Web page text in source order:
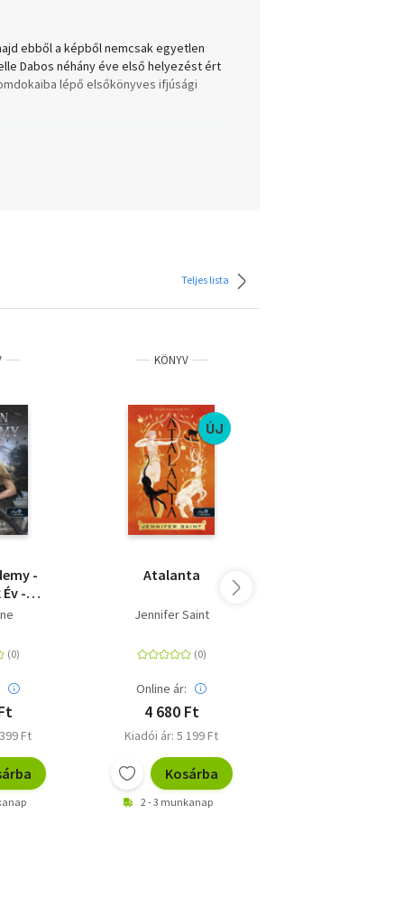
ebből a képből nemcsak egyetlen
Dabos néhány éve első helyezést ért
lépő elsőkönyves ifjúsági
Teljes lista
-
-
Ft
KÖNYV
ÚJ
Atalanta
Jennifer Saint
Online ár:
4 680 Ft
Kiadói ár: 5 199 Ft
Kosárba
2 - 3 munkanap